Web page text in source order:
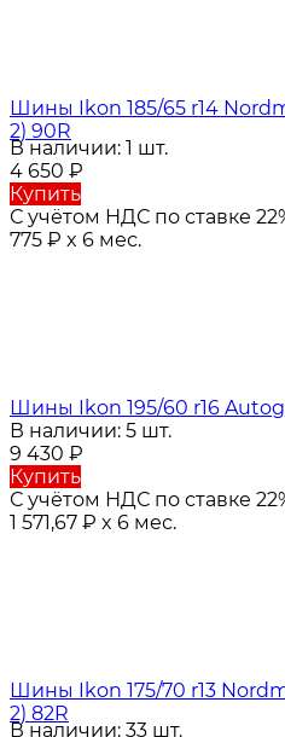
Шины Ikon 185/65 r14
2) 90R
В наличии: 1 шт.
4 650 ₽
Купить
С учётом НДС по ставке
775 ₽ x 6 мес.
Шины Ikon 195/60 r16
В наличии: 5 шт.
9 430 ₽
Купить
С учётом НДС по ставке
1 571,67 ₽ x 6 мес.
Шины Ikon 175/70 r13
2) 82R
В наличии: 33 шт.